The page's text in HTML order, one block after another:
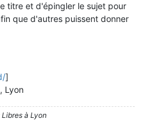
titre et d'épingler le sujet pour
que d'autres puissent donner
]
Lyon
à Lyon